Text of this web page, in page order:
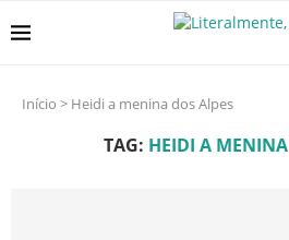
Início > Heidi a menina dos Alpes
TAG: HEIDI A